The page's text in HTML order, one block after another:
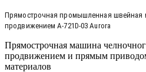
Прямострочная промышленная швейная
продвижением A-721D-03 Aurora
Прямострочная машина
продвижением и прямым
материалов